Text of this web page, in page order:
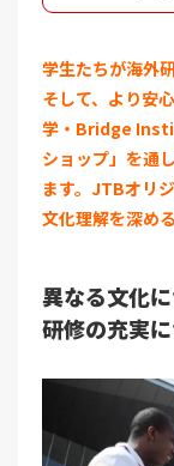
学生たちが海外
そして、より安
学・Bridge
ショップ」を通
ます。JTBオリ
文化理解を深め
異なる文化
研修の充実